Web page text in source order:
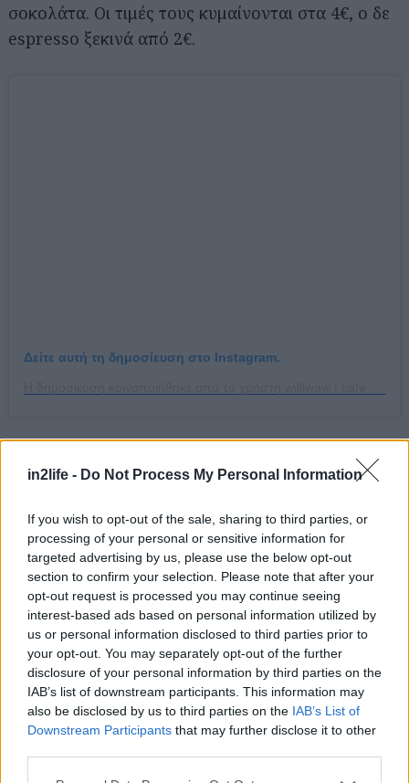
in2life - Do Not Process My Personal Information
If you wish to opt-out of the sale, sharing to third parties, or
processing of your personal or sensitive information for
targeted advertising by us, please use the below opt-out
section to confirm your selection. Please note that after your
opt-out request is processed you may continue seeing
interest-based ads based on personal information utilized by
us or personal information disclosed to third parties prior to
your opt-out. You may separately opt-out of the further
disclosure of your personal information by third parties on the
IAB’s list of downstream participants. This information may
also be disclosed by us to third parties on the IAB’s List of
Downstream Participants that may further disclose it to other
σοκολάτα. Οι τιμές τους κυμαίνονται στα 4€, ο δε
espresso ξεκινά από 2€.
Δείτε αυτή τη δημοσίευση στο Instagram.
Σποράδων 26, τηλ: 21 1119 0369
Είναι cool café, είναι και arty μαγαζί με ψαγμένα
t-shirts, τσαντάκια, φούτερ και πάει λέγοντας,
είναι ο τέλειος χώρος για να δουλέψεις με το
laptop σου ή να πεταχτείς για καφεδάκι και
χειροποίητα cookies σε ένα διάλειμμα από τη
δουλειά. Σερβίρει πολύ ενδιαφέρουσες ποικιλίες
καφέ, μεταξύ των οποίων ένα cold brew από την
Παπούα Νέα Γουινέα, και φανταστικά bagel σαν
αυτό με παπαρουνόσπορο, vegan cream cheese
από κάσιους, καρπάτσιο κολοκύθι, παντζάρι,